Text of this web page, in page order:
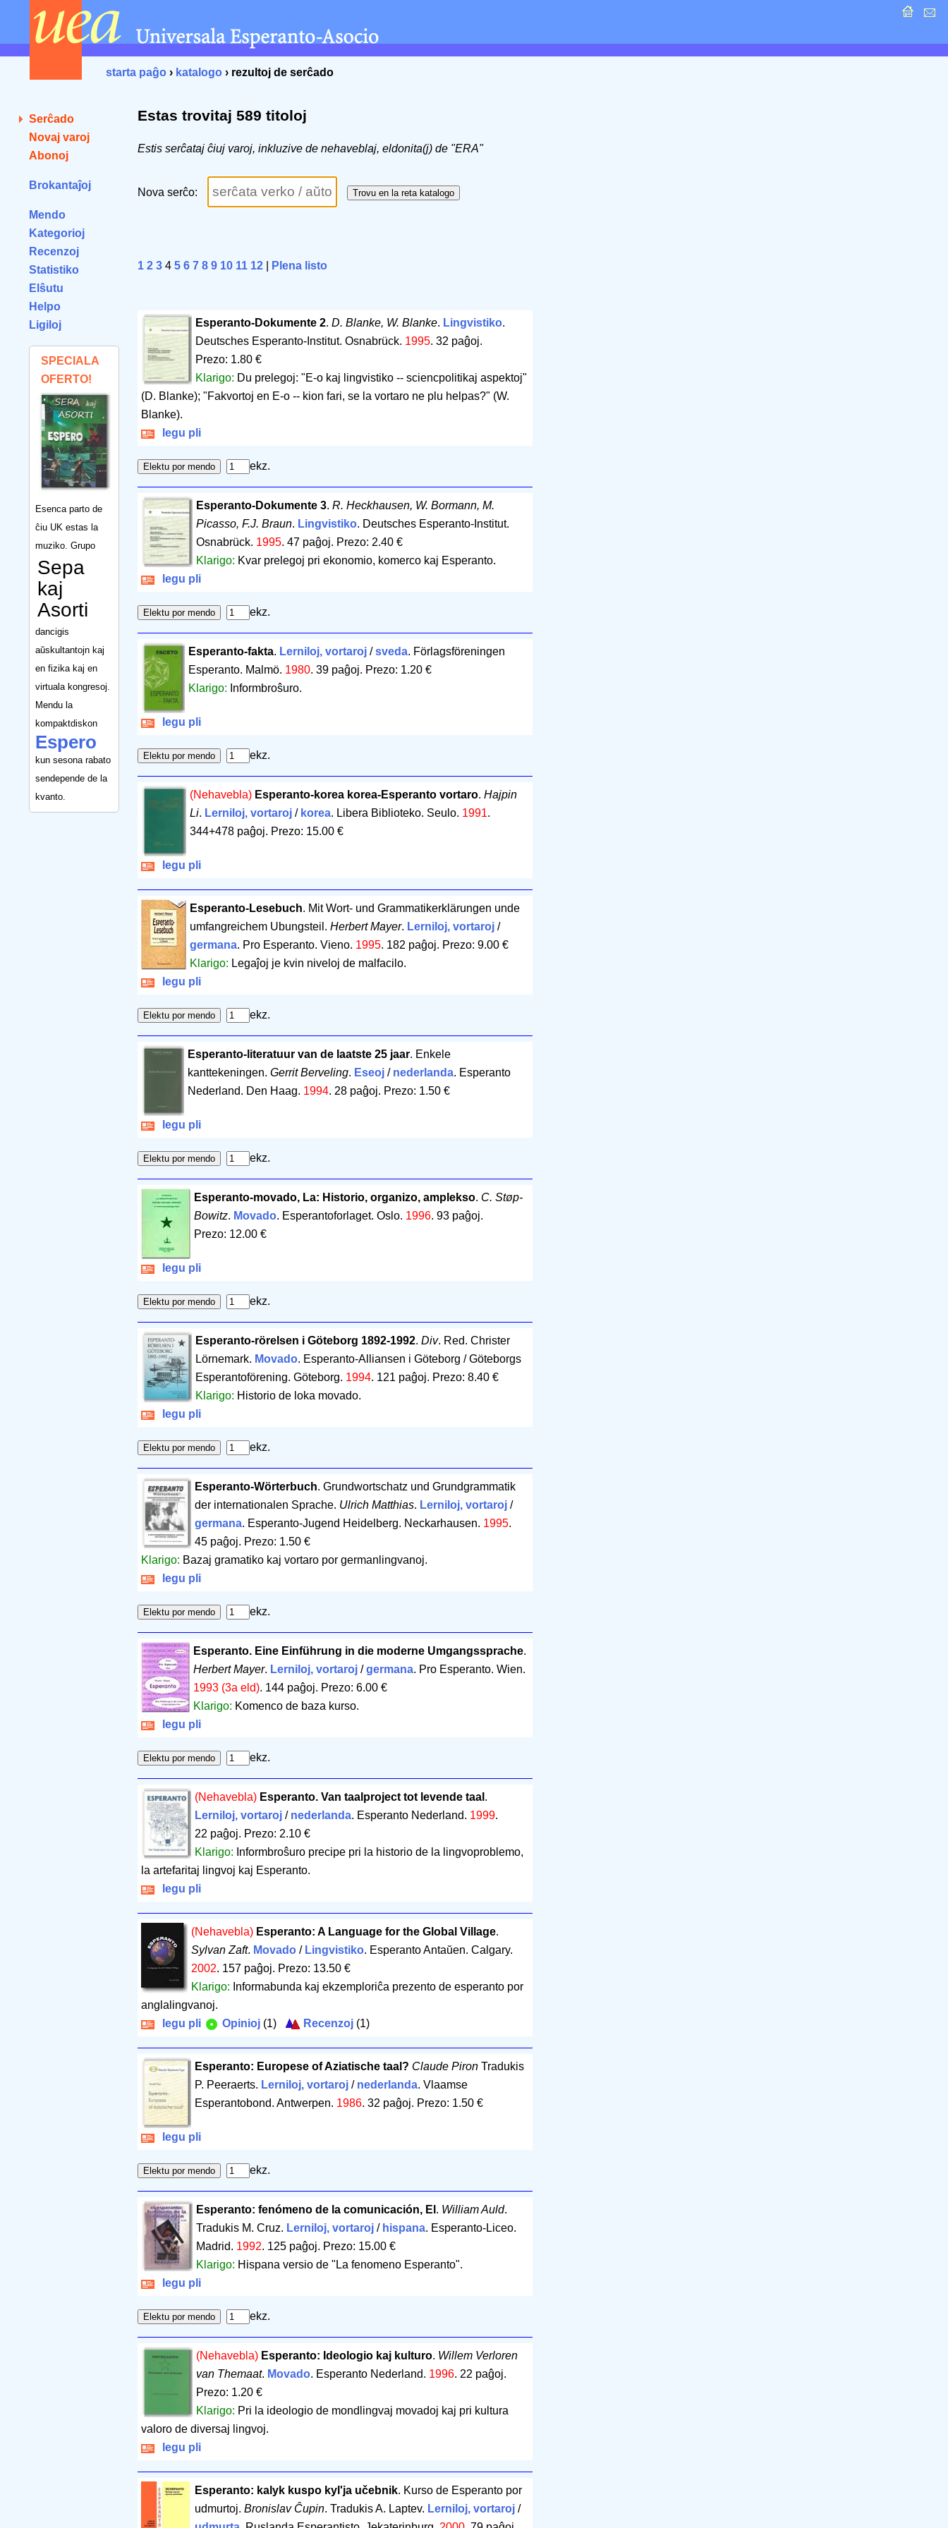
starta paĝo › katalogo › rezultoj de serĉado
Serĉado
Novaj varoj
Abonoj
Brokantaĵoj
Mendo
Kategorioj
Recenzoj
Statistiko
Elŝutu
Helpo
Ligiloj
SPECIALA
OFERTO!
Esenca parto de
ĉiu UK estas la
muziko. Grupo
Sepa
kaj
Asorti
dancigis
aŭskultantojn kaj
en fizika kaj en
virtuala kongresoj.
Mendu la
kompaktdiskon
Espero
kun sesona rabato
sendepende de la
kvanto.
Estas trovitaj 589 titoloj
Estis serĉataj ĉiuj varoj, inkluzive de nehaveblaj, eldonita(j) de "ERA"
Nova serĉo:
1 2 3 4 5 6 7 8 9 10 11 12 Plena listo
Esperanto-Dokumente 2. D. Blanke, W. Blanke. Lingvistiko.
Deutsches Esperanto-Institut. Osnabrück. 1995. 32 paĝoj.
Prezo: 1.80 €
Klarigo: Du prelegoj: "E-o kaj lingvistiko -- sciencpolitikaj aspektoj"
(D. Blanke); "Fakvortoj en E-o -- kion fari, se la vortaro ne plu helpas?" (W.
Blanke).
legu pli
ekz.
Esperanto-Dokumente 3. R. Heckhausen, W. Bormann, M.
Picasso, F.J. Braun. Lingvistiko. Deutsches Esperanto-Institut.
Osnabrück. 1995. 47 paĝoj. Prezo: 2.40 €
Klarigo: Kvar prelegoj pri ekonomio, komerco kaj Esperanto.
legu pli
ekz.
Esperanto-fakta. Lerniloj, vortaroj/sveda. Förlagsföreningen
Esperanto. Malmö. 1980. 39 paĝoj. Prezo: 1.20 €
Klarigo: Informbroŝuro.
legu pli
ekz.
(Nehavebla) Esperanto-korea korea-Esperanto vortaro. Hajpin
Li. Lerniloj, vortaroj/ korea. Libera Biblioteko. Seulo. 1991.
344+478 paĝoj. Prezo: 15.00 €
legu pli
Esperanto-Lesebuch. Mit Wort- und Grammatikerklärungen unde
umfangreichem Ubungsteil. Herbert Mayer. Lerniloj, vortaroj /
germana. Pro Esperanto. Vieno. 1995. 182 paĝoj. Prezo: 9.00 €
Klarigo: Legaĵoj je kvin niveloj de malfacilo.
legu pli
ekz.
Esperanto-literatuur van de laatste 25 jaar. Enkele
kanttekeningen. Gerrit Berveling. Eseoj/ nederlanda. Esperanto
Nederland. Den Haag. 1994. 28 paĝoj. Prezo: 1.50 €
legu pli
ekz.
Esperanto-movado, La: Historio, organizo, amplekso. C. Støp-
Bowitz. Movado. Esperantoforlaget. Oslo. 1996. 93 paĝoj.
Prezo: 12.00 €
legu pli
ekz.
Esperanto-rörelsen i Göteborg 1892-1992. Div. Red. Christer
Lörnemark. Movado. Esperanto-Alliansen i Göteborg / Göteborgs
Esperantoförening. Göteborg. 1994. 121 paĝoj. Prezo: 8.40 €
Klarigo: Historio de loka movado.
legu pli
ekz.
Esperanto-Wörterbuch. Grundwortschatz und Grundgrammatik
der internationalen Sprache. Ulrich Matthias. Lerniloj, vortaroj/
germana. Esperanto-Jugend Heidelberg. Neckarhausen. 1995.
45 paĝoj. Prezo: 1.50 €
Klarigo: Bazaj gramatiko kaj vortaro por germanlingvanoj.
legu pli
ekz.
Esperanto. Eine Einführung in die moderne Umgangssprache.
Herbert Mayer. Lerniloj, vortaroj /germana. Pro Esperanto. Wien.
1993 (3a eld). 144 paĝoj. Prezo: 6.00 €
Klarigo: Komenco de baza kurso.
legu pli
ekz.
(Nehavebla) Esperanto. Van taalproject tot levende taal .
Lerniloj, vortaroj/ nederlanda. Esperanto Nederland. 1999.
22 paĝoj. Prezo: 2.10 €
Klarigo: Informbroŝuro precipe pri la historio de la lingvoproblemo,
la artefaritaj lingvoj kaj Esperanto.
legu pli
(Nehavebla) Esperanto: A Language for the Global Village.
Sylvan Zaft. Movado / Lingvistiko. Esperanto Antaŭen. Calgary.
2002. 157 paĝoj. Prezo: 13.50 €
Klarigo: Informabunda kaj ekzemploriĉa prezento de esperanto por
anglalingvanoj.
legu pli
Opinioj (1) Recenzoj (1)
Esperanto: Europese of Aziatische taal? Claude PironTradukis
P. Peeraerts. Lerniloj, vortaroj/ nederlanda. Vlaamse
Esperantobond. Antwerpen. 1986. 32 paĝoj. Prezo: 1.50 €
legu pli
ekz.
Esperanto: fenómeno de la comunicación, El . William Auld.
Tradukis M. Cruz. Lerniloj, vortaroj/ hispana. Esperanto-Liceo.
Madrid. 1992. 125 paĝoj. Prezo: 15.00 €
Klarigo: Hispana versio de "La fenomeno Esperanto".
legu pli
ekz.
(Nehavebla) Esperanto: Ideologio kaj kulturo. Willem Verloren
van Themaat. Movado. Esperanto Nederland. 1996. 22 paĝoj.
Prezo: 1.20 €
Klarigo: Pri la ideologio de mondlingvaj movadoj kaj pri kultura
valoro de diversaj lingvoj.
legu pli
Esperanto: kalyk kuspo kyl'ja učebnik. Kurso de Esperanto por
udmurtoj. Bronislav Ĉupin. Tradukis A. Laptev. Lerniloj, vortaroj /